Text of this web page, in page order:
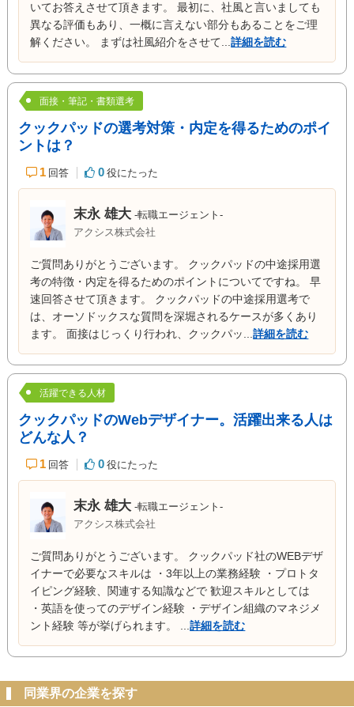
いてお答えさせて頂きます。 最初に、社風と言いましても
異なる評価もあり、一概に言えない部分もあることをご理
解ください。 まずは社風紹介をさせて...詳細を読む
面接・筆記・書類選考
クックパッドの選考対策・内定を得るためのポイ
ントは？
1 回答 0 役にたった
末永 雄大 -転職エージェント-
アクシス株式会社
ご質問ありがとうございます。 クックパッドの中途採用選
考の特徴・内定を得るためのポイントについてですね。 早
速回答させて頂きます。 クックパッドの中途採用選考で
は、オーソドックスな質問を深堀されるケースが多くあり
ます。 面接はじっくり行われ、クックパッ...詳細を読む
活躍できる人材
クックパッドのWebデザイナー。活躍出来る人は
どんな人？
1 回答 0 役にたった
末永 雄大 -転職エージェント-
アクシス株式会社
ご質問ありがとうございます。 クックパッド社のWEBデザ
イナーで必要なスキルは ・3年以上の業務経験 ・プロトタ
イピング経験、関連する知識などで 歓迎スキルとしては
・英語を使ってのデザイン経験 ・デザイン組織のマネジメ
ント経験 等が挙げられます。 ...詳細を読む
同業界の企業を探す